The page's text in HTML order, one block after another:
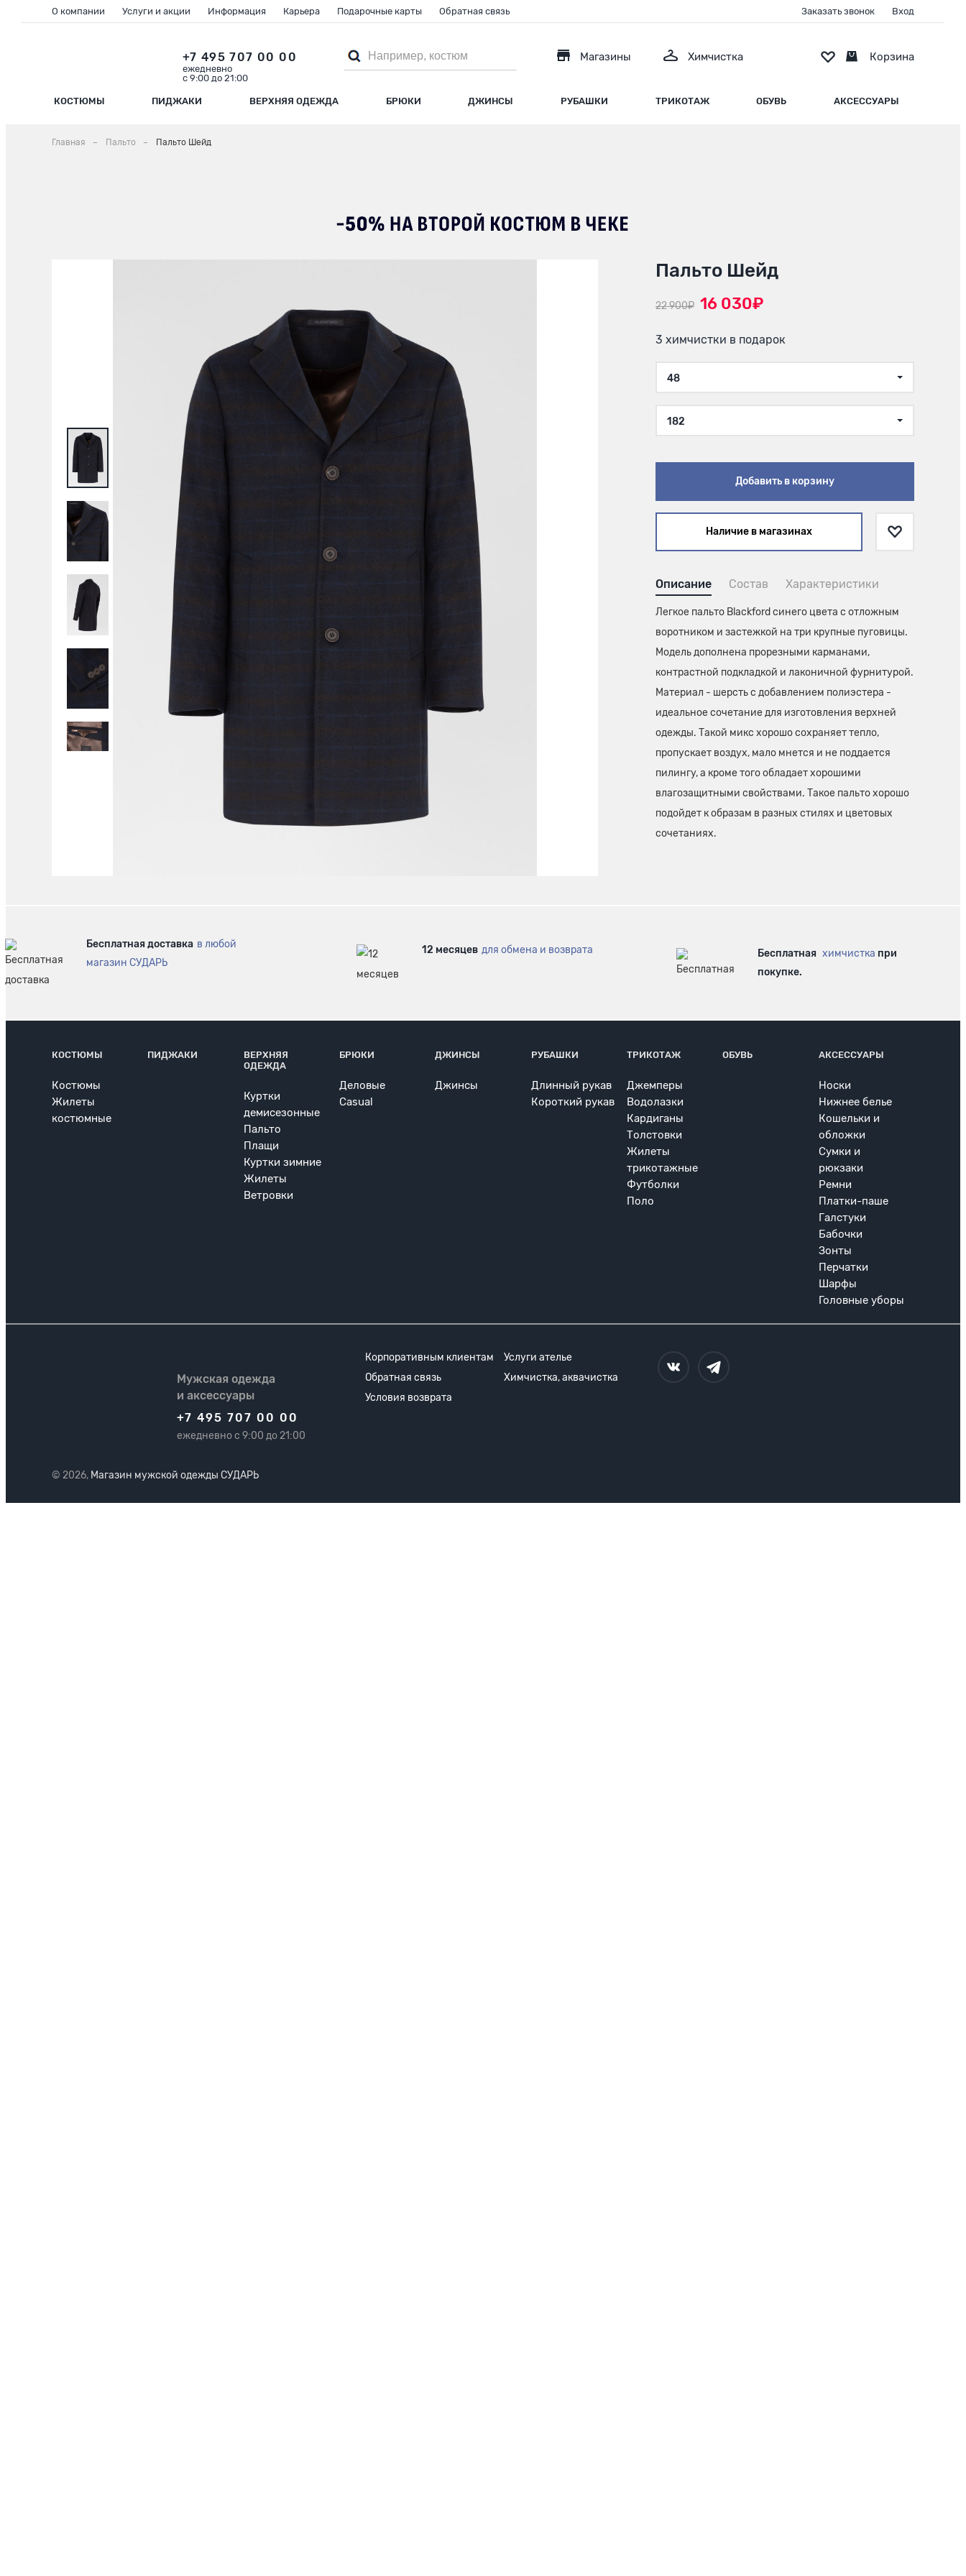
КОСТЮМЫ ПИДЖАКИ ВЕРХНЯЯ ОДЕЖДА БРЮКИ ДЖИНСЫ РУБАШКИ ТРИКОТАЖ ОБУВЬ АКСЕССУАРЫ
+7 495 707 00 00
ежедневно
с 9:00 до 21:00
Магазины Химчистка
О компании Услуги и акции Информация Карьера Подарочные карты Обратная связь Заказать звонок Вход
Корзина
Главная Пальто Пальто Шейд
Пальто Шейд
22 900₽ 16 030₽
3 химчистки в подарок
48
182
Добавить в корзину
Наличие в магазинах
Описание Состав Характеристики
Легкое пальто Blackford синего цвета с отложным
воротником и застежкой на три крупные пуговицы.
Модель дополнена прорезными карманами,
контрастной подкладкой и лаконичной фурнитурой.
Материал - шерсть с добавлением полиэстера -
идеальное сочетание для изготовления верхней
одежды. Такой микс хорошо сохраняет тепло,
пропускает воздух, мало мнется и не поддается
пилингу, а кроме того обладает хорошими
влагозащитными свойствами. Такое пальто хорошо
подойдет к образам в разных стилях и цветовых
сочетаниях.
Бесплатная доставка в любой
магазин СУДАРЬ
12 месяцев для обмена и возврата Бесплатная химчистка при
покупке.
КОСТЮМЫ
Костюмы
Жилеты
костюмные
ПИДЖАКИ
ВЕРХНЯЯ
ОДЕЖДА
Куртки
демисезонные
Пальто
Плащи
Куртки зимние
Жилеты
Ветровки
БРЮКИ
Деловые
Casual
ДЖИНСЫ
Джинсы
РУБАШКИ
Длинный рукав
Короткий рукав
ТРИКОТАЖ
Джемперы
Водолазки
Кардиганы
Толстовки
Жилеты
трикотажные
Футболки
Поло
ОБУВЬ АКСЕССУАРЫ
Носки
Нижнее белье
Кошельки и
обложки
Сумки и
рюкзаки
Ремни
Платки-паше
Галстуки
Бабочки
Зонты
Перчатки
Шарфы
Головные уборы
Мужская одежда
и аксессуары
+7 495 707 00 00
ежедневно с 9:00 до 21:00
Корпоративным клиентам
Услуги ателье
Обратная связь
Химчистка, аквачистка
Условия возврата
© 2026, Магазин мужской одежды СУДАРЬ